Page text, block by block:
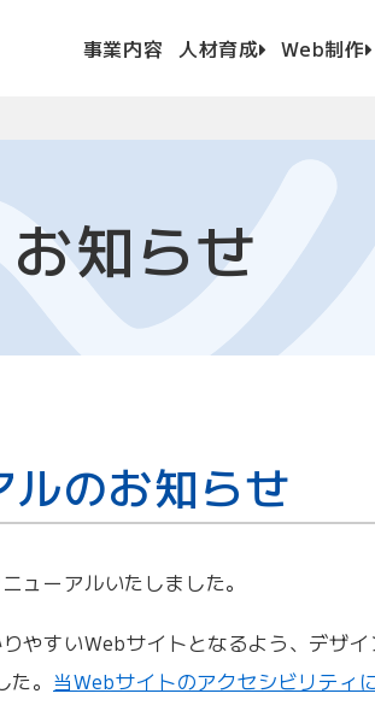
事業内容 人材育成 Web制作
お知らせ
のお知らせ
ーアルいたしました。
やすいWebサイトとなるよう、デザ
。 当Webサイトのアクセシビリティ